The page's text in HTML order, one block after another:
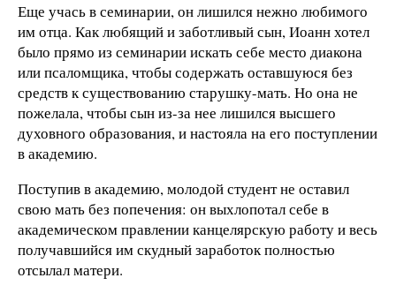
Еще учась в семинарии, он лишился нежно любимого
им отца. Как любящий и заботливый сын, Иоанн хотел
было прямо из семинарии искать себе место диакона
или псаломщика, чтобы содержать оставшуюся без
средств к существованию старушку-мать. Но она не
пожелала, чтобы сын из-за нее лишился высшего
духовного образования, и настояла на его поступлении
в академию.
Поступив в академию, молодой студент не оставил
свою мать без попечения: он выхлопотал себе в
академическом правлении канцелярскую работу и весь
получавшийся им скудный заработок полностью
отсылал матери.